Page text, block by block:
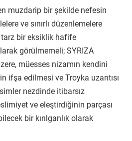
muzdarip bir şekilde nefesin
ve sınırlı düzenlemelere
bir eksiklik hafife
görülmemeli; SYRIZA
müesses nizamın kendini
ifşa edilmesi ve Troyka uzantısı
nezdinde itibarsız
ve eleştirdiğinin parçası
bir kırılganlık olarak